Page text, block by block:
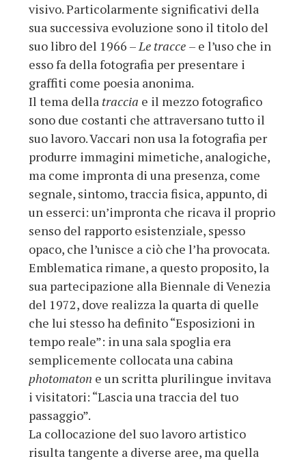
visivo. Particolarmente significativi della
sua successiva evoluzione sono il titolo del
suo libro del 1966 –Le tracce – e l’uso che in
esso fa della fotografia per presentare i
graffiti come poesia anonima.
Il tema della traccia e il mezzo fotografico
sono due costanti che attraversano tutto il
suo lavoro. Vaccari non usa la fotografia per
produrre immagini mimetiche, analogiche,
ma come impronta di una presenza, come
segnale, sintomo, traccia fisica, appunto, di
un esserci: un’impronta che ricava il proprio
senso del rapporto esistenziale, spesso
opaco, che l’unisce a ciò che l’ha provocata.
Emblematica rimane, a questo proposito, la
sua partecipazione alla Biennale di Venezia
del 1972, dove realizza la quarta di quelle
che lui stesso ha definito “Esposizioni in
tempo reale”: in una sala spoglia era
semplicemente collocata una cabina
photomaton e un scritta plurilingue invitava
i visitatori: “Lascia una traccia del tuo
passaggio”.
La collocazione del suo lavoro artistico
risulta tangente a diverse aree, ma quella